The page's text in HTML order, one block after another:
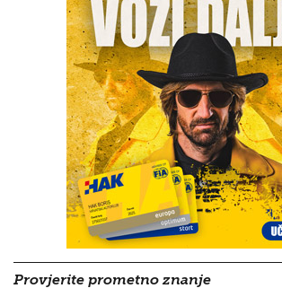
Provjerite prometno znanje